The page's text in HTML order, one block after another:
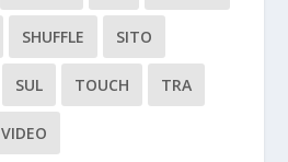
SHUFFLE SITO
SUL TOUCH TRA
VIDEO